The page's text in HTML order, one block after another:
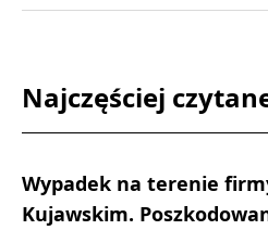
Najczęściej
Wypadek na terenie
Kujawskim.